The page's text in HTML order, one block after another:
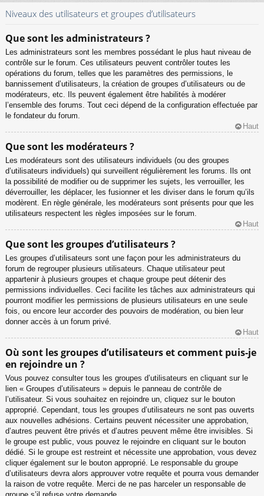
Niveaux des utilisateurs et groupes d’utilisateurs
Que sont les administrateurs ?
Les administrateurs sont les membres possédant le plus haut niveau de
contrôle sur le forum. Ces utilisateurs peuvent contrôler toutes les
opérations du forum, telles que les paramètres des permissions, le
bannissement d’utilisateurs, la création de groupes d’utilisateurs ou de
modérateurs, etc. Ils peuvent également être habilités à modérer
l’ensemble des forums. Tout ceci dépend de la configuration effectuée par
le fondateur du forum.
Haut
Que sont les modérateurs ?
Les modérateurs sont des utilisateurs individuels (ou des groupes
d’utilisateurs individuels) qui surveillent régulièrement les forums. Ils ont
la possibilité de modifier ou de supprimer les sujets, les verrouiller, les
déverrouiller, les déplacer, les fusionner et les diviser dans le forum qu’ils
modèrent. En règle générale, les modérateurs sont présents pour que les
utilisateurs respectent les règles imposées sur le forum.
Haut
Que sont les groupes d’utilisateurs ?
Les groupes d’utilisateurs sont une façon pour les administrateurs du
forum de regrouper plusieurs utilisateurs. Chaque utilisateur peut
appartenir à plusieurs groupes et chaque groupe peut détenir des
permissions individuelles. Ceci facilite les tâches aux administrateurs qui
pourront modifier les permissions de plusieurs utilisateurs en une seule
fois, ou encore leur accorder des pouvoirs de modération, ou bien leur
donner accès à un forum privé.
Haut
Où sont les groupes d’utilisateurs et comment puis-je
en rejoindre un ?
Vous pouvez consulter tous les groupes d’utilisateurs en cliquant sur le
lien « Groupes d’utilisateurs » depuis le panneau de contrôle de
l’utilisateur. Si vous souhaitez en rejoindre un, cliquez sur le bouton
approprié. Cependant, tous les groupes d’utilisateurs ne sont pas ouverts
aux nouvelles adhésions. Certains peuvent nécessiter une approbation,
d’autres peuvent être privés et d’autres peuvent même être invisibles. Si
le groupe est public, vous pouvez le rejoindre en cliquant sur le bouton
dédié. Si le groupe est restreint et nécessite une approbation, vous devez
cliquer également sur le bouton approprié. Le responsable du groupe
d’utilisateurs devra alors approuver votre requête et pourra vous demander
la raison de votre requête. Merci de ne pas harceler un responsable de